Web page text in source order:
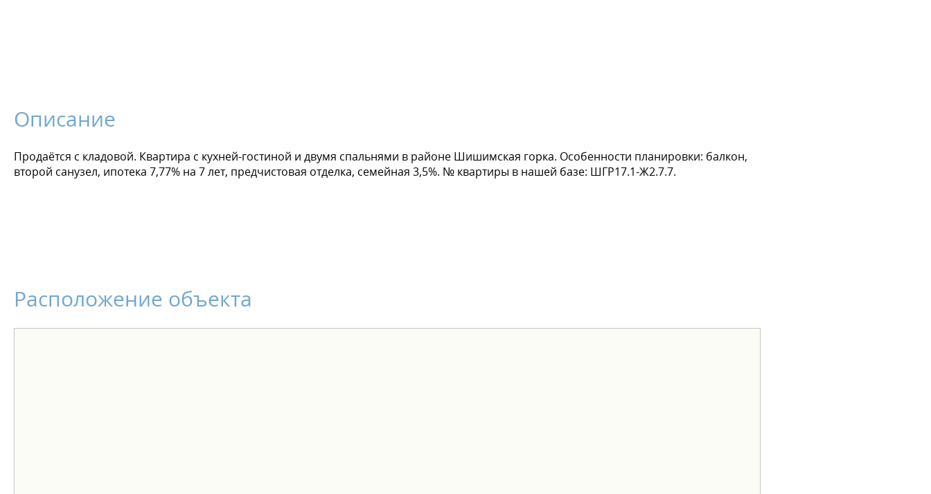
Описание
Продаётся с кладовой. Квартира с кухней-гостиной и двумя спальнями в районе Шишимская горка. Особенности планировки: балкон,
второй санузел, ипотека 7,77% на 7 лет, предчистовая отделка, семейная 3,5%. № квартиры в нашей базе: ШГР17.1-Ж2.7.7.
Расположение объекта